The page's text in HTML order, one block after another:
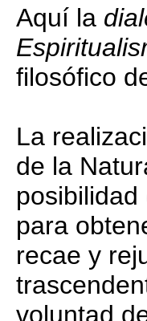
Aquí la
filosófico
La
de la
para
recae y
voluntad